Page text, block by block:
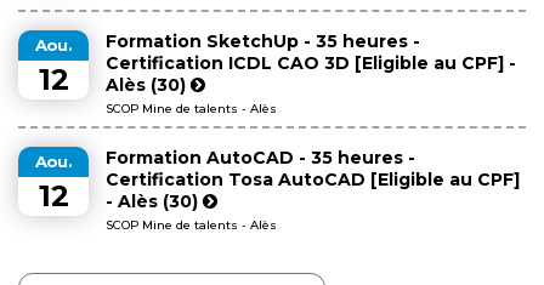
Aou.
12
Formation SketchUp - 35 heures -
Certification ICDL CAO 3D [Eligible au CPF] -
Alès (30)
SCOP Mine de talents - Alès
Aou.
12
Formation AutoCAD - 35 heures -
Certification Tosa AutoCAD [Eligible au CPF]
- Alès (30)
SCOP Mine de talents - Alès